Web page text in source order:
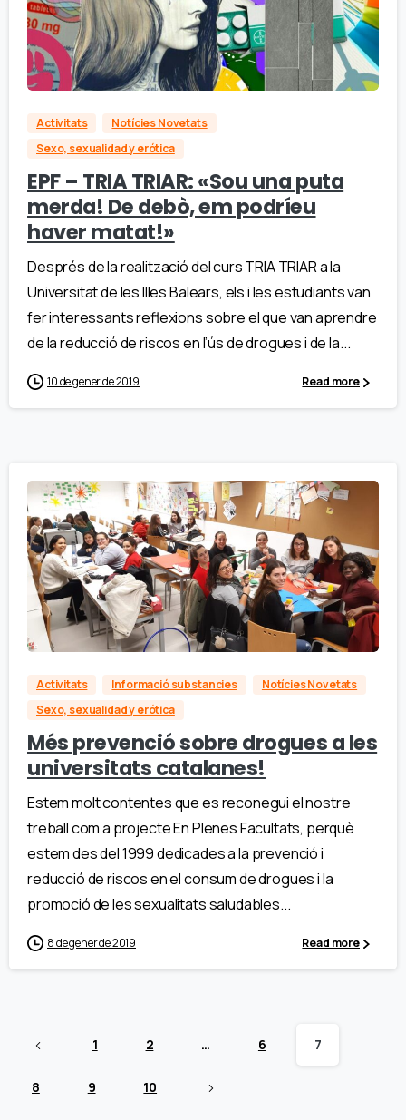
Activitats
Notícies Novetats
Sexo, sexualidad y erótica
EPF – TRIA TRIAR: «Sou una puta
merda! De debò, em podríeu
haver matat!»
Després de la realització del curs TRIA TRIAR a la
Universitat de les Illes Balears, els i les estudiants van
fer interessants reflexions sobre el que van aprendre
de la reducció de riscos en l’ús de drogues i de la...
10 de gener de 2019 Read more
Activitats Informació substancies
Notícies Novetats
Sexo, sexualidad y erótica
Més prevenció sobre drogues a les
universitats catalanes!
Estem molt contentes que es reconegui el nostre
treball com a projecte En Plenes Facultats, perquè
estem des del 1999 dedicades a la prevenció i
reducció de riscos en el consum de drogues i la
promoció de les sexualitats saludables...
8 de gener de 2019 Read more
1 2 … 6 7
8 9 10